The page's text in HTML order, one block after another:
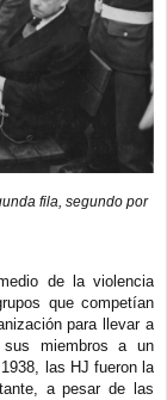
fila, segundo por
de la violencia
que competían
para llevar a
miembros a un
las HJ fueron la
a pesar de las